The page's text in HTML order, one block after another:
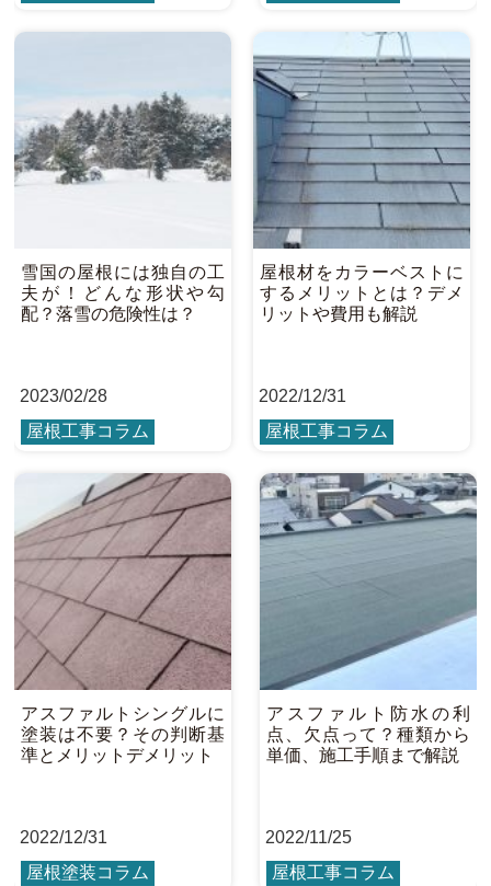
雪国の屋根には独自の工
夫が！どんな形状や勾
配？落雪の危険性は？
2023/02/28
屋根工事コラム
屋根材をカラーベストに
するメリットとは？デメ
リットや費用も解説
2022/12/31
屋根工事コラム
アスファルトシングルに
塗装は不要？その判断基
準とメリットデメリット
2022/12/31
屋根塗装コラム
アスファルト防水の利
点、欠点って？種類から
単価、施工手順まで解説
2022/11/25
屋根工事コラム